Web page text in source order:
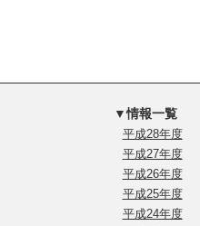
▼情報一覧
平成28年度
平成27年度
平成26年度
平成25年度
平成24年度